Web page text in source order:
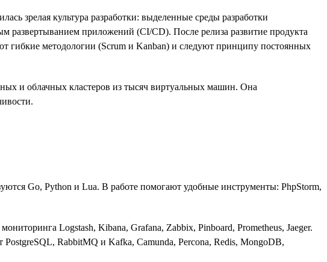
зрелая культура разработки: выделенные среды разработки
развертыванием приложений (CI/CD). После релиза развитие продукта
гибкие методологии (Scrum и Kanban) и следуют принципу постоянных
и облачных кластеров из тысяч виртуальных машин. Она
Go, Python и Lua. В работе помогают удобные инструменты: PhpStorm,
Logstash, Kibana, Grafana, Zabbix, Pinboard, Prometheus, Jaeger.
RabbitMQ и Kafka, Camunda, Percona, Redis, MongoDB,